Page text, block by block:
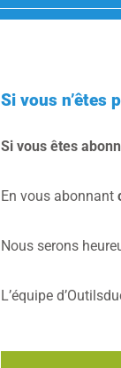
Si vous n’êtes
Si vous êtes
En vous abonnant
Nous serons
L’équipe